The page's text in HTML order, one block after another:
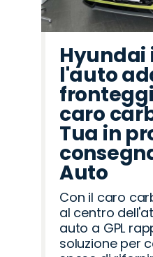
Hyundai
l'auto
caro
Tua in
Auto
Con il caro
al centro
auto a GPL
soluzione per